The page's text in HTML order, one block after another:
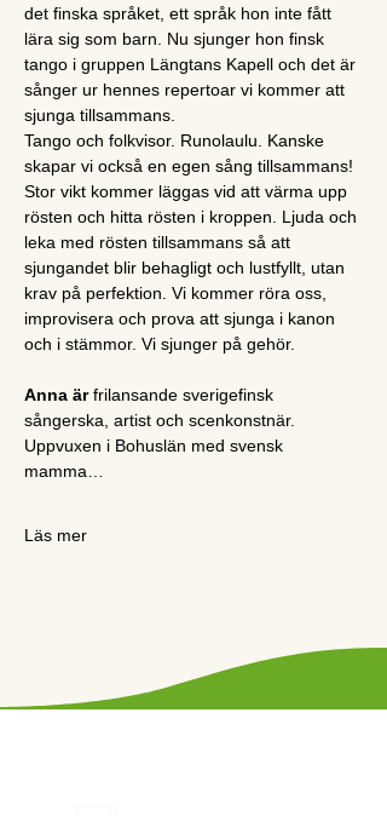
det finska språket, ett språk hon inte fått
lära sig som barn. Nu sjunger hon finsk
tango i gruppen Längtans Kapell och det är
sånger ur hennes repertoar vi kommer att
sjunga tillsammans.
Tango och folkvisor. Runolaulu. Kanske
skapar vi också en egen sång tillsammans!
Stor vikt kommer läggas vid att värma upp
rösten och hitta rösten i kroppen. Ljuda och
leka med rösten tillsammans så att
sjungandet blir behagligt och lustfyllt, utan
krav på perfektion. Vi kommer röra oss,
improvisera och prova att sjunga i kanon
och i stämmor. Vi sjunger på gehör.
Anna är frilansande sverigefinsk
sångerska, artist och scenkonstnär.
Uppvuxen i Bohuslän med svensk
mamma…
Läs mer